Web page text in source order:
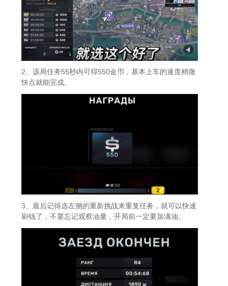
2、该局任务55秒内可得550金币，基本上车的速度稍微
快点就能完成。
3、最后记得选左侧的重新挑战来重复任务，就可以快速
刷钱了，不要忘记观察油量，开局前一定要加满油。